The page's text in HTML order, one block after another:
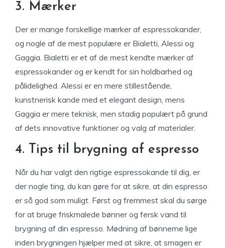
3. Mærker
Der er mange forskellige mærker af espressokander,
og nogle af de mest populære er Bialetti, Alessi og
Gaggia. Bialetti er et af de mest kendte mærker af
espressokander og er kendt for sin holdbarhed og
pålidelighed. Alessi er en mere stillestående,
kunstnerisk kande med et elegant design, mens
Gaggia er mere teknisk, men stadig populært på grund
af dets innovative funktioner og valg af materialer.
4. Tips til brygning af espresso
Når du har valgt den rigtige espressokande til dig, er
der nogle ting, du kan gøre for at sikre, at din espresso
er så god som muligt. Først og fremmest skal du sørge
for at bruge friskmalede bønner og fersk vand til
brygning af din espresso. Mødning af bønnerne lige
inden brygningen hjælper med at sikre, at smagen er